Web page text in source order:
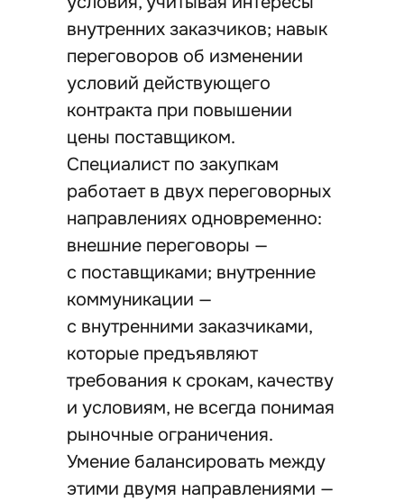
внутренних заказчиков; навык
переговоров об изменении
условий действующего
контракта при повышении
цены поставщиком.
Специалист по закупкам
работает в двух переговорных
направлениях одновременно:
внешние переговоры —
с поставщиками; внутренние
коммуникации —
с внутренними заказчиками,
которые предъявляют
требования к срокам, качеству
и условиям, не всегда понимая
рыночные ограничения.
Умение балансировать между
этими двумя направлениями —